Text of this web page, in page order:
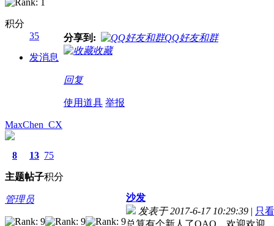
积分
35
发消息
分享到:
QQ好友和群
收藏
回复
使用道具 举报
MaxChen_CX
8
主题
13
帖子
75
积分
管理员
沙发
发表于 2017-6-17 10:29:39 | 只
总算有个新人了QAQ，欢迎欢迎